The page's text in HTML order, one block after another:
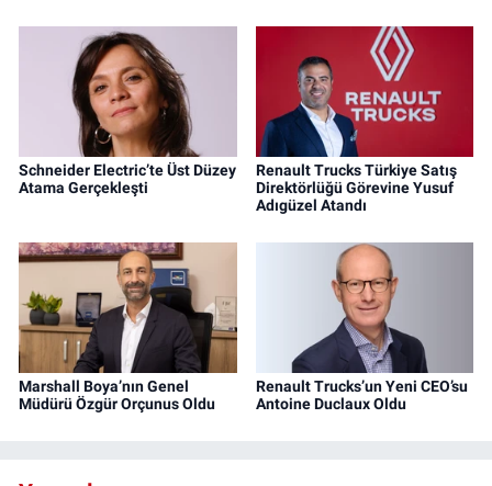
Schneider Electric’te Üst Düzey
Atama Gerçekleşti
Renault Trucks Türkiye Satış
Direktörlüğü Görevine Yusuf
Adıgüzel Atandı
Marshall Boya’nın Genel
Müdürü Özgür Orçunus Oldu
Renault Trucks’un Yeni CEO’su
Antoine Duclaux Oldu